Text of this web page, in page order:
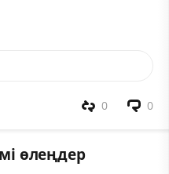
0
0
өлеңдер